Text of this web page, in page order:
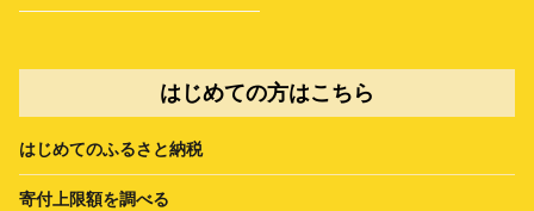
はじめての方はこちら
はじめてのふるさと納税
寄付上限額を調べる